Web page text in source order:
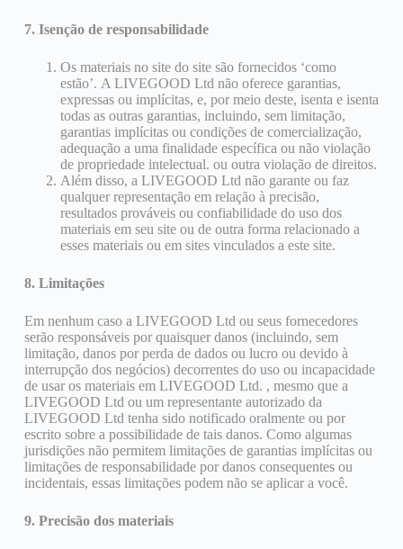
7. Isenção de responsabilidade
Os materiais no site do site são fornecidos ‘como
estão’. A LIVEGOOD Ltd não oferece garantias,
expressas ou implícitas, e, por meio deste, isenta e isenta
todas as outras garantias, incluindo, sem limitação,
garantias implícitas ou condições de comercialização,
adequação a uma finalidade específica ou não violação
de propriedade intelectual. ou outra violação de direitos.
Além disso, a LIVEGOOD Ltd não garante ou faz
qualquer representação em relação à precisão,
resultados prováveis ​​ou confiabilidade do uso dos
materiais em seu site ou de outra forma relacionado a
esses materiais ou em sites vinculados a este site.
8. Limitações
Em nenhum caso a LIVEGOOD Ltd ou seus fornecedores
serão responsáveis ​​por quaisquer danos (incluindo, sem
limitação, danos por perda de dados ou lucro ou devido à
interrupção dos negócios) decorrentes do uso ou incapacidade
de usar os materiais em LIVEGOOD Ltd. , mesmo que a
LIVEGOOD Ltd ou um representante autorizado da
LIVEGOOD Ltd tenha sido notificado oralmente ou por
escrito sobre a possibilidade de tais danos. Como algumas
jurisdições não permitem limitações de garantias implícitas ou
limitações de responsabilidade por danos consequentes ou
incidentais, essas limitações podem não se aplicar a você.
9. Precisão dos materiais